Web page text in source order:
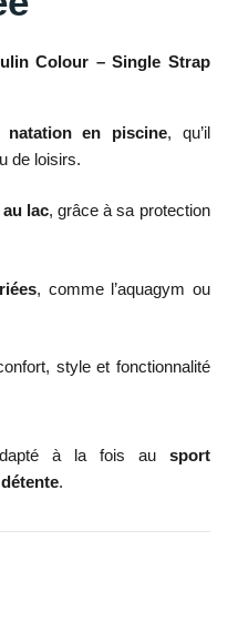
Colour – Single Strap
natation en piscine, qu’il
de loisirs.
lac, grâce à sa protection
, comme l’aquagym ou
style et fonctionnalité
à la fois au sport
.